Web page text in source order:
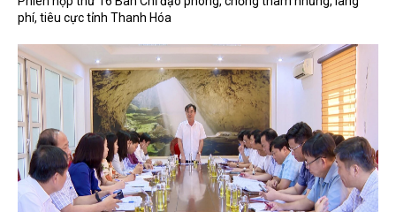
phí, tiêu cực tỉnh Thanh Hóa